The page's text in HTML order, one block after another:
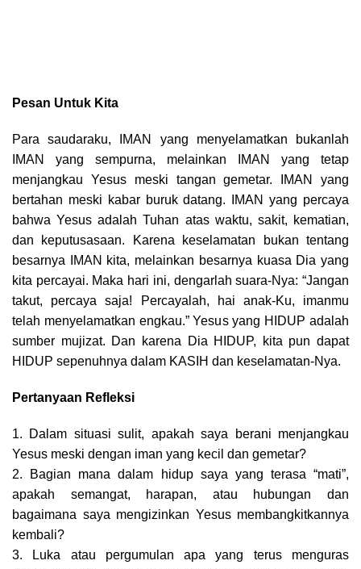
Pesan Untuk Kita
Para saudaraku, IMAN yang menyelamatkan bukanlah
IMAN yang sempurna, melainkan IMAN yang tetap
menjangkau Yesus meski tangan gemetar. IMAN yang
bertahan meski kabar buruk datang. IMAN yang percaya
bahwa Yesus adalah Tuhan atas waktu, sakit, kematian,
dan keputusasaan. Karena keselamatan bukan tentang
besarnya IMAN kita, melainkan besarnya kuasa Dia yang
kita percayai. Maka hari ini, dengarlah suara-Nya: “Jangan
takut, percaya saja! Percayalah, hai anak-Ku, imanmu
telah menyelamatkan engkau.” Yesus yang HIDUP adalah
sumber mujizat. Dan karena Dia HIDUP, kita pun dapat
HIDUP sepenuhnya dalam KASIH dan keselamatan-Nya.
Pertanyaan Refleksi
1. Dalam situasi sulit, apakah saya berani menjangkau
Yesus meski dengan iman yang kecil dan gemetar?
2. Bagian mana dalam hidup saya yang terasa “mati”,
apakah semangat, harapan, atau hubungan dan
bagaimana saya mengizinkan Yesus membangkitkannya
kembali?
3. Luka atau pergumulan apa yang terus menguras